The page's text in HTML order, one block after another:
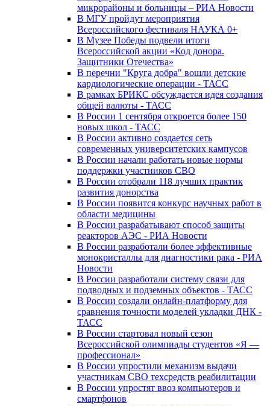
микрорайоны и больницы – РИА Новости
В МГУ пройдут мероприятия
Всероссийского фестиваля НАУКА 0+
В Музее Победы подвели итоги
Всероссийской акции «Код донора.
Защитники Отечества»
В перечни "Круга добра" вошли детские
кардиологические операции - ТАСС
В рамках БРИКС обсуждается идея создания
общей валюты - ТАСС
В России 1 сентября откроется более 150
новых школ - ТАСС
В России активно создается сеть
современных университетских кампусов
В России начали работать новые нормы
поддержки участников СВО
В России отобрали 118 лучших практик
развития донорства
В России появится конкурс научных работ в
области медицины
В России разрабатывают способ защиты
реакторов АЭС - РИА Новости
В России разработали более эффективные
монокристаллы для диагностики рака - РИА
Новости
В России разработали систему связи для
подводных и подземных объектов - ТАСС
В России создали онлайн-платформу для
сравнения точности моделей укладки ДНК -
ТАСС
В России стартовал новый сезон
Всероссийской олимпиады студентов «Я —
профессионал»
В России упростили механизм выдачи
участникам СВО техсредств реабилитации
В России упростят ввоз компьютеров и
смартфонов